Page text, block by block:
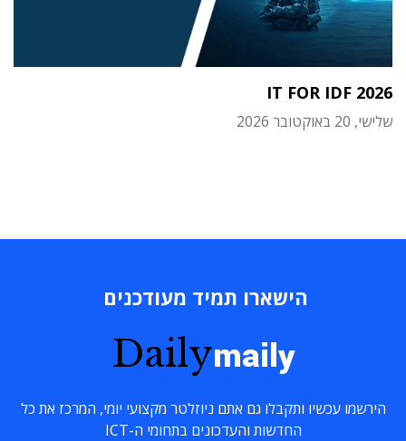
IT FOR IDF 2026
שלישי, 20 באוקטובר 2026
הישארו תמיד מעודכנים
Dailymaily
הירשמו עכשיו ותקבלו גם אתם ניוזלטר מקצועי יומי, המרכז את כל
החדשות והעדכונים בתחומי ה-ICT